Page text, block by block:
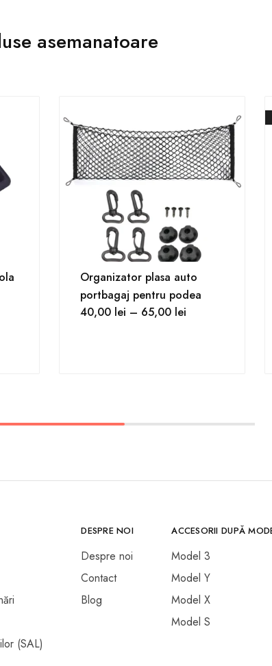
asemanatoare
Organizator plasa auto
portbagaj pentru podea
40,00 lei – 65,00 lei
(SAL)
DESPRE NOI
Despre noi
Contact
Blog
ACCESORII DUPĂ
Model 3
Model Y
Model X
Model S